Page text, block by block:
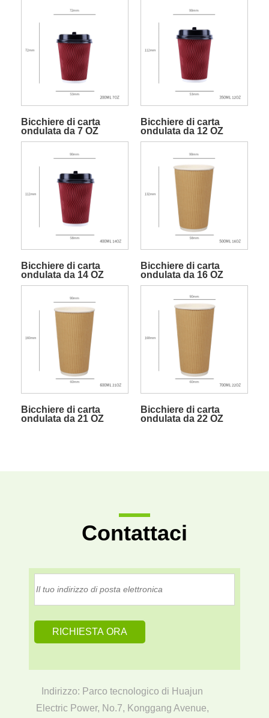
Bicchiere di carta
ondulata da 7 OZ
Bicchiere di carta
ondulata da 12 OZ
Bicchiere di carta
ondulata da 14 OZ
Bicchiere di carta
ondulata da 16 OZ
Bicchiere di carta
ondulata da 21 OZ
Bicchiere di carta
ondulata da 22 OZ
Contattaci
Indirizzo: Parco tecnologico di Huajun
Electric Power, No.7, Konggang Avenue,